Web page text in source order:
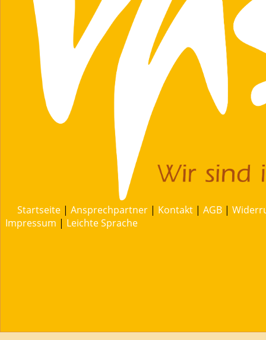
Startseite | Ansprechpartner | Kontakt | AGB |
Impressum | Leichte Sprache